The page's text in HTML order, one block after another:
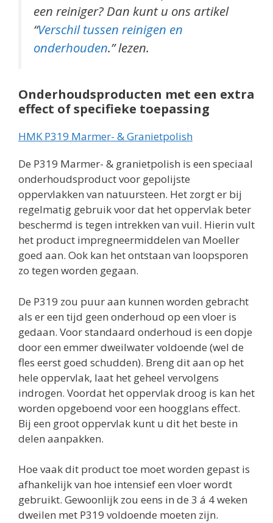
een reiniger? Dan kunt u ons artikel
“Verschil tussen reinigen en
onderhouden.” lezen.
Onderhoudsproducten met een extra
effect of specifieke toepassing
HMK P319 Marmer- & Granietpolish
De P319 Marmer- & granietpolish is een speciaal
onderhoudsproduct voor gepolijste
oppervlakken van natuursteen. Het zorgt er bij
regelmatig gebruik voor dat het oppervlak beter
beschermd is tegen intrekken van vuil. Hierin vult
het product impregneermiddelen van Moeller
goed aan. Ook kan het ontstaan van loopsporen
zo tegen worden gegaan.
De P319 zou puur aan kunnen worden gebracht
als er een tijd geen onderhoud op een vloer is
gedaan. Voor standaard onderhoud is een dopje
door een emmer dweilwater voldoende (wel de
fles eerst goed schudden). Breng dit aan op het
hele oppervlak, laat het geheel vervolgens
indrogen. Voordat het oppervlak droog is kan het
worden opgeboend voor een hoogglans effect.
Bij een groot oppervlak kunt u dit het beste in
delen aanpakken.
Hoe vaak dit product toe moet worden gepast is
afhankelijk van hoe intensief een vloer wordt
gebruikt. Gewoonlijk zou eens in de 3 á 4 weken
dweilen met P319 voldoende moeten zijn.